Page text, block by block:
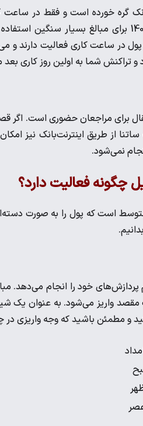
گره خورده است و فقط در ساعت
تراکنش شما به اولین روز کاری
برای مراجعان حضوری است. اگر
از طریق اینترنت‌بانک نیز
نمی‌شود.
چگونه فعالیت دارد؟
و متوسط است که پول را به صورت
پردازش‌های خود را انجام
کنید و مطمئن باشید که وجه